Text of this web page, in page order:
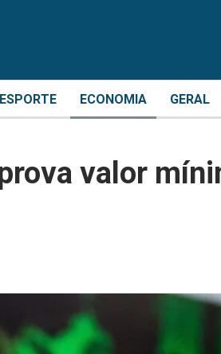
ESPORTE ECONOMIA GERAL
valor